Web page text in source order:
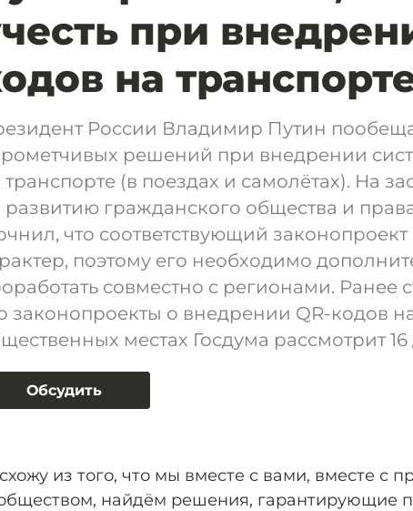
при
на
России Владимир Путин
решений при внедрении
транспорте (в поездах и самолётах). На
развитию гражданского общества и
что соответствующий
поэтому его необходимо
совместно с регионами. Ранее
законопроекты о внедрении QR-кодов
местах Госдума рассмотрит 16
Обсудить
из того, что мы вместе с вами, вместе с
найдём решения, гарантирующие